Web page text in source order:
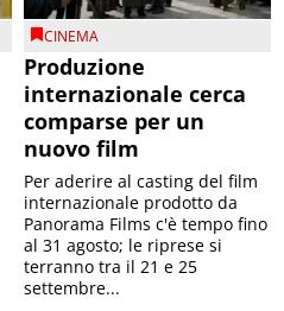
CINEMA
Produzione
internazionale cerca
comparse per un
nuovo film
Per aderire al casting del film
internazionale prodotto da
Panorama Films c'è tempo fino
al 31 agosto; le riprese si
terranno tra il 21 e 25
settembre...